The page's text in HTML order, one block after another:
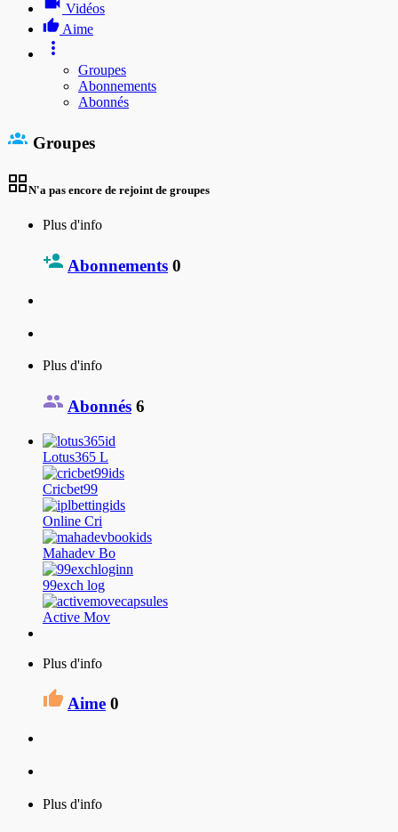
Vidéos
Aime
Groupes
Abonnements
Abonnés
Groupes
N'a pas encore de rejoint de groupes
Plus d'info
Abonnements 0
Plus d'info
Abonnés 6
Lotus365 L
Cricbet99
Online Cri
Mahadev Bo
99exch log
Active Mov
Plus d'info
Aime 0
Plus d'info